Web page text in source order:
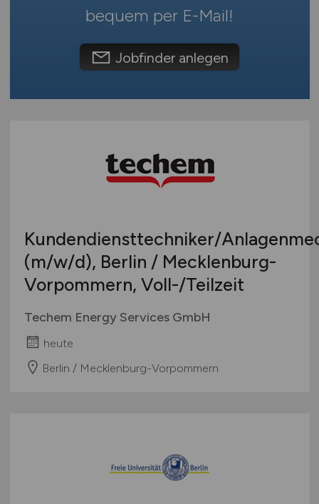
International
bequem per E-Mail!
Jobfinder anlegen
Kundendiensttechniker/
(m/w/d), Berlin / Mecklenburg-
Vorpommern, Voll-/Teilzeit
Techem Energy Services GmbH
heute
Berlin / Mecklenburg-Vorpommern